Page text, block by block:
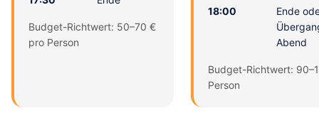
Budget-Richtwert: 50–70 €
pro Person
18:00
Ende
Abend
Budget-Richtwert:
Person